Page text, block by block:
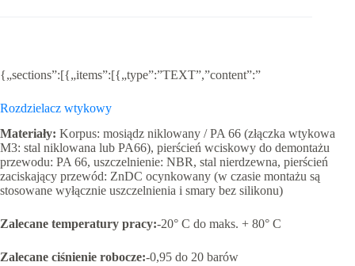
{„sections”:[{„items”:[{„type”:”TEXT”,”content”:”
Rozdzielacz wtykowy
Materiały: Korpus: mosiądz niklowany / PA 66 (złączka wtykowa
M3: stal niklowana lub PA66), pierścień wciskowy do demontażu
przewodu: PA 66, uszczelnienie: NBR, stal nierdzewna, pierścień
zaciskający przewód: ZnDC ocynkowany (w czasie montażu są
stosowane wyłącznie uszczelnienia i smary bez silikonu)
Zalecane temperatury pracy:-20° C do maks. + 80° C
Zalecane ciśnienie robocze:-0,95 do 20 barów